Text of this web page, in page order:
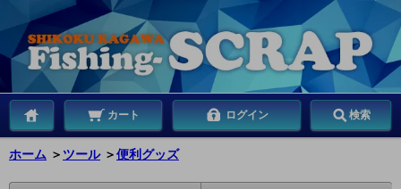
カート ログイン 検索
ホーム ＞ ツール ＞便利グッズ